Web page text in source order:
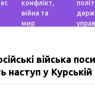
конфлікт,
війна та
мир
війська
наступ у Курській